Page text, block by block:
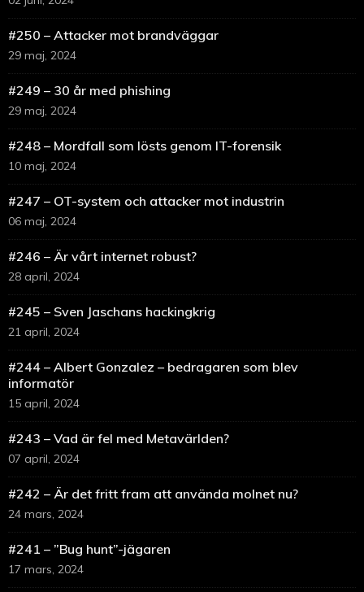
#250 – Attacker mot brandväggar
29 maj, 2024
#249 – 30 år med phishing
29 maj, 2024
#248 – Mordfall som lösts genom IT-forensik
10 maj, 2024
#247 – OT-system och attacker mot industrin
06 maj, 2024
#246 – Är vårt internet robust?
28 april, 2024
#245 – Sven Jaschans hackingkrig
21 april, 2024
#244 – Albert Gonzalez – bedragaren som blev
informatör
15 april, 2024
#243 – Vad är fel med Metavärlden?
07 april, 2024
#242 – Är det fritt fram att använda molnet nu?
24 mars, 2024
#241 – ”Bug hunt”-jägaren
17 mars, 2024